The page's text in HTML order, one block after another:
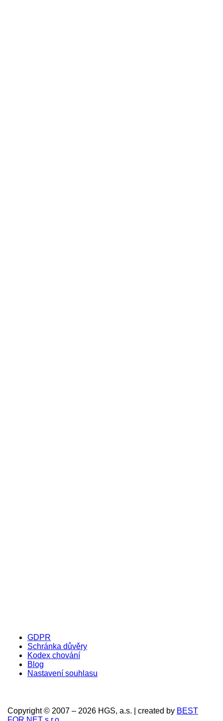
GDPR
Schránka důvěry
Kodex chování
Blog
Nastavení souhlasu
Copyright © 2007 – 2026 HGS, a.s. | created by BEST